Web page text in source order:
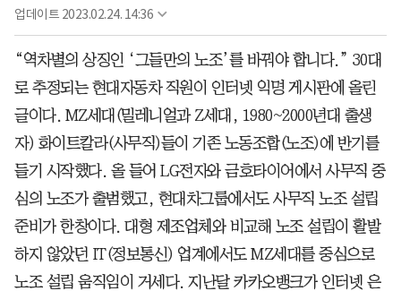
업데이트 2023.02.24. 14:36
“역차별의 상징인 ‘그들만의 노조’를 바꿔야 합니다.” 30대
로 추정되는 현대자동차 직원이 인터넷 익명 게시판에 올린
글이다. MZ세대(밀레니얼과 Z세대, 1980~2000년대 출생
자) 화이트칼라(사무직)들이 기존 노동조합(노조)에 반기를
들기 시작했다. 올 들어 LG전자와 금호타이어에서 사무직 중
심의 노조가 출범했고, 현대차그룹에서도 사무직 노조 설립
준비가 한창이다. 대형 제조업체와 비교해 노조 설립이 활발
하지 않았던 IT(정보통신) 업계에서도 MZ세대를 중심으로
노조 설립 움직임이 거세다. 지난달 카카오뱅크가 인터넷 은